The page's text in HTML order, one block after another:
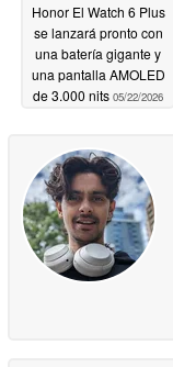
Honor El Watch 6 Plus
se lanzará pronto con
una batería gigante y
una pantalla AMOLED
de 3.000 nits 05/22/2026